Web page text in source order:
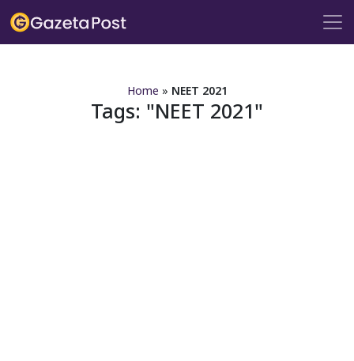
Home » NEET 2021
Tags: NEET 2021